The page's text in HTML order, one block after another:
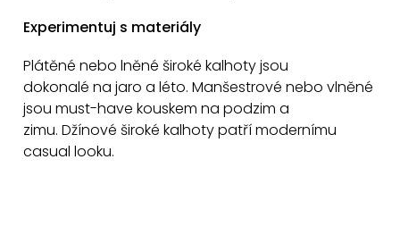
Experimentuj s materiály
Plátěné nebo lněné široké kalhoty jsou
dokonalé na jaro a léto. Manšestrové nebo vlněné
jsou must-have kouskem na podzim a
zimu. Džínové široké kalhoty patřímodernímu
casual looku.